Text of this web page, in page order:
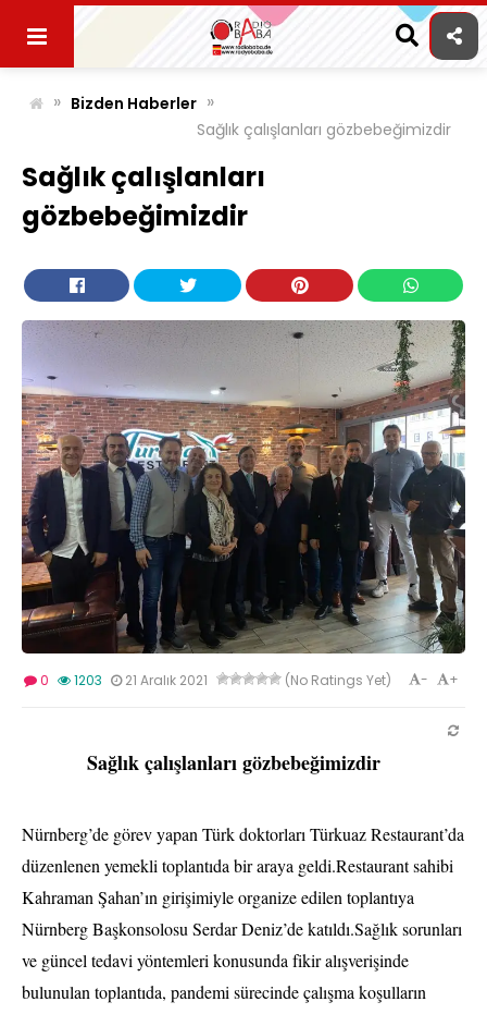
content
» Bizden Haberler »
Sağlık çalışlanları gözbebeğimizdir
Sağlık çalışlanları
gözbebeğimizdir
0 1203 21 Aralık 2021 (No Ratings Yet) +
-
Sağlık çalışlanları gözbebeğimizdir
Nürnberg’de görev yapan Türk doktorları Türkuaz Restaurant’da
düzenlenen yemekli toplantıda bir araya geldi.Restaurant sahibi
Kahraman Şahan’ın girişimiyle organize edilen toplantıya
Nürnberg Başkonsolosu Serdar Deniz’de katıldı.Sağlık sorunları
ve güncel tedavi yöntemleri konusunda fikir alışverişinde
bulunulan toplantıda, pandemi sürecinde çalışma koşulların